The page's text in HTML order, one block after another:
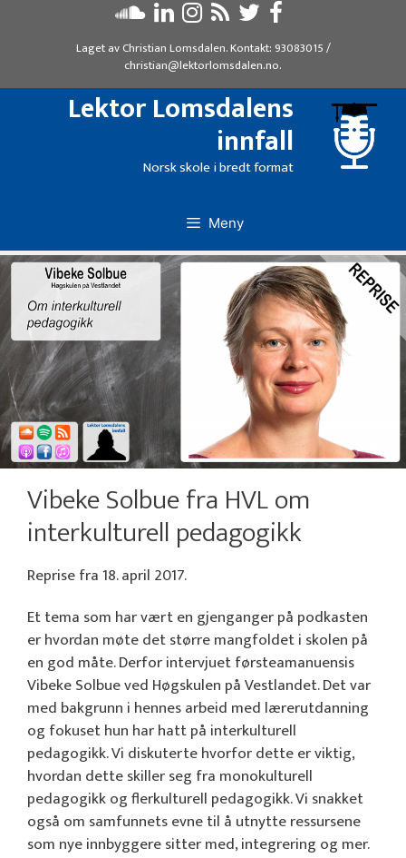
Laget avChristian Lomsdalen. Kontakt: 93083015/
christian@lektorlomsdalen.no.
Lektor Lomsdalens
innfall
Norsk skole i bredt format
Meny
Vibeke Solbue fra HVL om
interkulturell pedagogikk
Reprise fra 18. april 2017.
Et tema som har vært en gjenganger på podkasten
er hvordan møte det større mangfoldet i skolen på
en god måte. Derfor intervjuet førsteamanuensis
Vibeke Solbue ved Høgskulen på Vestlandet. Det var
med bakgrunn i hennes arbeid med lærerutdanning
og fokuset hun har hatt på interkulturell
pedagogikk. Vi diskuterte hvorfor dette er viktig,
hvordan dette skiller seg fra monokulturell
pedagogikk og flerkulturell pedagogikk. Vi snakket
også om samfunnets evne til å utnytte ressursene
som nye innbyggere sitter med, integrering og mer.